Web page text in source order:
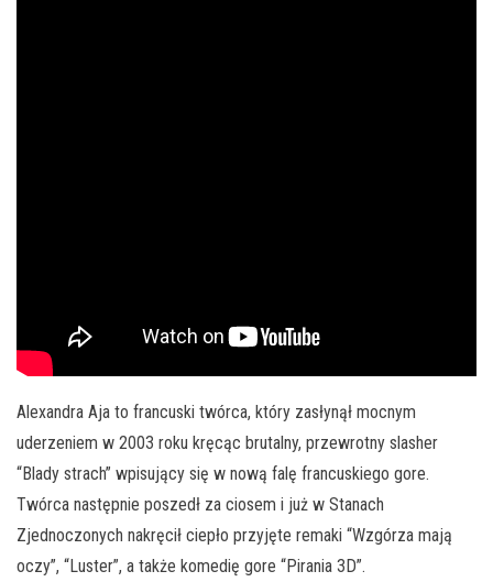
Alexandra Aja to francuski twórca, który zasłynął mocnym
uderzeniem w 2003 roku kręcąc brutalny, przewrotny slasher
“Blady strach” wpisujący się w nową falę francuskiego gore.
Twórca następnie poszedł za ciosem i już w Stanach
Zjednoczonych nakręcił ciepło przyjęte remaki “Wzgórza mają
oczy”, “Luster”, a także komedię gore “Pirania 3D”.